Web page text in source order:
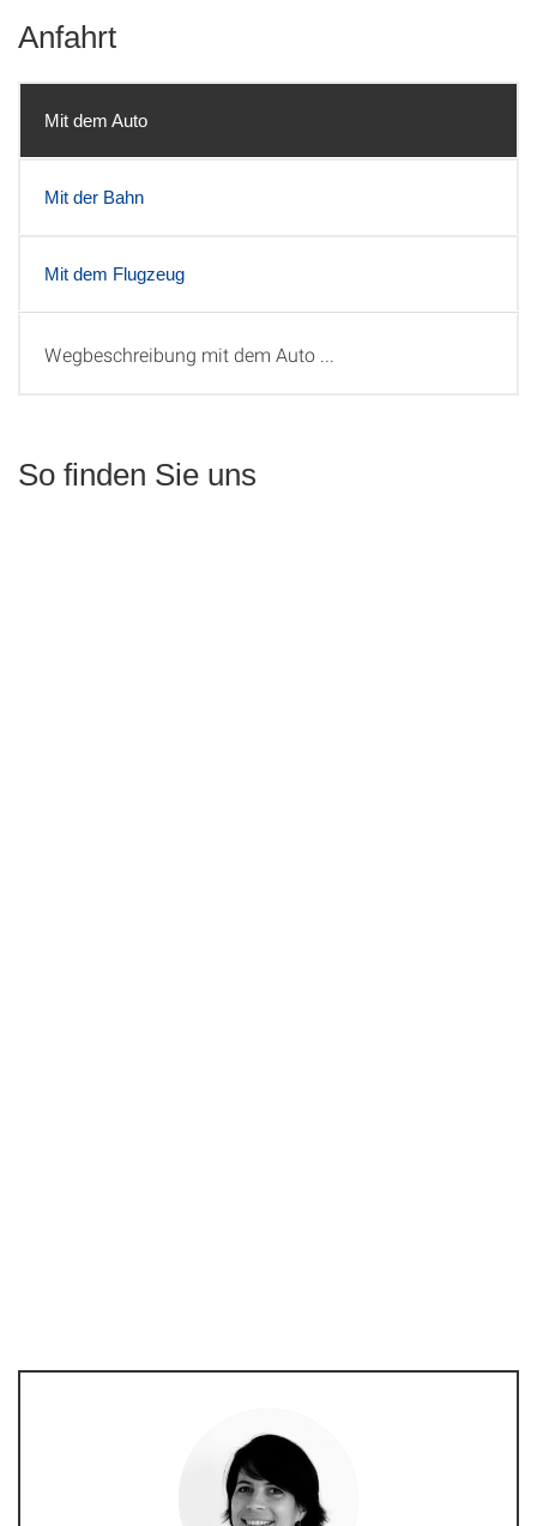
Anfahrt
Mit dem Auto
Mit der Bahn
Mit dem Flugzeug
Wegbeschreibung mit dem Auto ...
So finden Sie uns